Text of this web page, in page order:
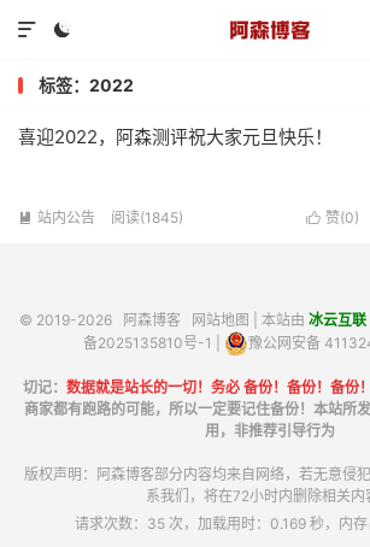


标签：2022
喜迎2022，阿森测评祝大家元旦快乐！
 赞(0)
 站内公告 阅读(1845)
© 2019-2026 阿森博客 网站地图 | 本站由 冰云互联
备2025135810号-1
豫公网安备
切记： 数据就是站长的一切！务必 备份！备份！备份！
商家都有跑路的可能，所以一定要记住备份！本站所
用，非推荐引导行为
版权声明：阿森博客部分内容均来自网络，若无意侵
系我们，将在72小时内删除相关内
请求次数：35 次，加载用时：0.169 秒，内